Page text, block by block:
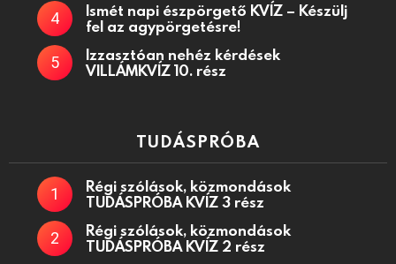
Ismét napi észpörgető KVÍZ – Készülj
fel az agypörgetésre!
Izzasztóan nehéz kérdések
VILLÁMKVÍZ 10. rész
TUDÁSPRÓBA
Régi szólások, közmondások
TUDÁSPRÓBA KVÍZ 3 rész
Régi szólások, közmondások
TUDÁSPRÓBA KVÍZ 2 rész